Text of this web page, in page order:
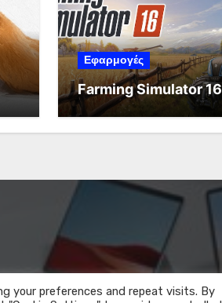
Εφαρμογές
Farming Simulator 16
your preferences and repeat visits. By